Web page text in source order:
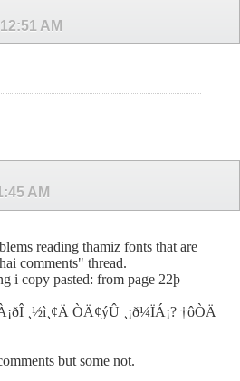
12:51 AM
AM
reading thamiz fonts that are
comments" thread.
i copy pasted: from page 22þ
¸½ì¸¢Ä ÒÄ¢ýÛ ¸¡ð¼ÏÁ¡? †ôÒÄ
but some not.